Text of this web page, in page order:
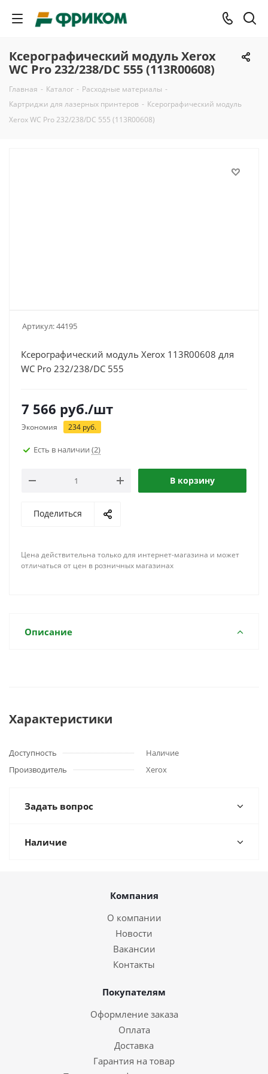
Ксерографический модуль Xerox
WC Pro 232/238/DC 555 (113R00608)
Главная - Каталог - Расходные материалы -
Картриджи для лазерных принтеров - Ксерографический модуль
Xerox WC Pro 232/238/DC 555 (113R00608)
Артикул:44195
Ксерографический модуль Xerox 113R00608 для
WC Pro 232/238/DC 555
7 566 руб./шт
Экономия 234 руб.
Есть в наличии (2)
В корзину
Поделиться
Цена действительна только для интернет-магазина и может
отличаться от цен в розничных магазинах
Описание
Характеристики
Доступность
Наличие
Производитель
Xerox
Задать вопрос
Наличие
Компания
О компании
Новости
Вакансии
Контакты
Покупателям
Оформление заказа
Оплата
Доставка
Гарантия на товар